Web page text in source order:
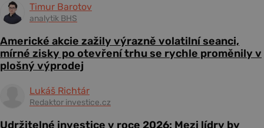
Timur Barotov
analytik BHS
Americké akcie zažily výrazně volatilní seanci,
mírné zisky po otevření trhu se rychle proměnily v
plošný výprodej
Lukáš Richtár
Redaktor investice.cz
Udržitelné investice v roce 2026: Mezi lídry by